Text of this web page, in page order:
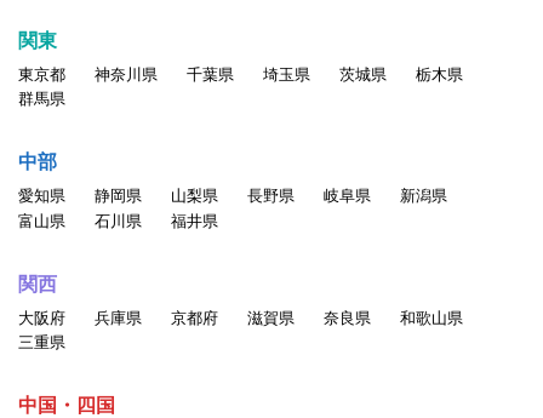
関東
東京都 神奈川県 千葉県 埼玉県 茨城県
栃木県
群馬県
中部
愛知県 静岡県 山梨県 長野県 岐阜県
新潟県
富山県
石川県 福井県
関西
大阪府 兵庫県 京都府 滋賀県 奈良県
和歌山県
三重県
中国・四国